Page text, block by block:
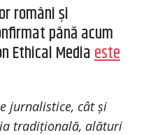
români și
până acum
Ethical Mediaeste
jurnalistice, cât și
tradițională, alături